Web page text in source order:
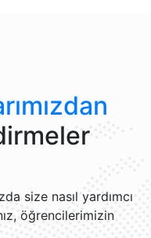
size nasıl yardımcı
öğrencilerimizin